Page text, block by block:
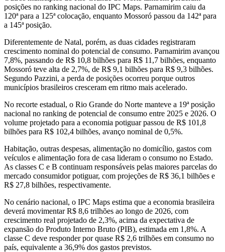
posições no ranking nacional do IPC Maps. Parnamirim caiu da
120ª para a 125ª colocação, enquanto Mossoró passou da 142ª para
a 145ª posição.
Diferentemente de Natal, porém, as duas cidades registraram
crescimento nominal do potencial de consumo. Parnamirim avançou
7,8%, passando de R$ 10,8 bilhões para R$ 11,7 bilhões, enquanto
Mossoró teve alta de 2,7%, de R$ 9,1 bilhões para R$ 9,3 bilhões.
Segundo Pazzini, a perda de posições ocorreu porque outros
municípios brasileiros cresceram em ritmo mais acelerado.
No recorte estadual, o Rio Grande do Norte manteve a 19ª posição
nacional no ranking de potencial de consumo entre 2025 e 2026. O
volume projetado para a economia potiguar passou de R$ 101,8
bilhões para R$ 102,4 bilhões, avanço nominal de 0,5%.
Habitação, outras despesas, alimentação no domicílio, gastos com
veículos e alimentação fora de casa lideram o consumo no Estado.
As classes C e B continuam responsáveis pelas maiores parcelas do
mercado consumidor potiguar, com projeções de R$ 36,1 bilhões e
R$ 27,8 bilhões, respectivamente.
No cenário nacional, o IPC Maps estima que a economia brasileira
deverá movimentar R$ 8,6 trilhões ao longo de 2026, com
crescimento real projetado de 2,3%, acima da expectativa de
expansão do Produto Interno Bruto (PIB), estimada em 1,8%. A
classe C deve responder por quase R$ 2,6 trilhões em consumo no
país, equivalente a 36,9% dos gastos previstos.